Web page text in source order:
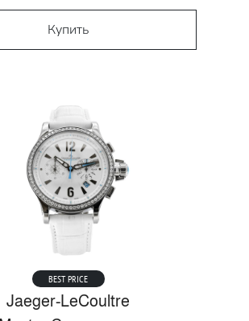
Купить
BEST PRICE
Jaeger-LeCoultre